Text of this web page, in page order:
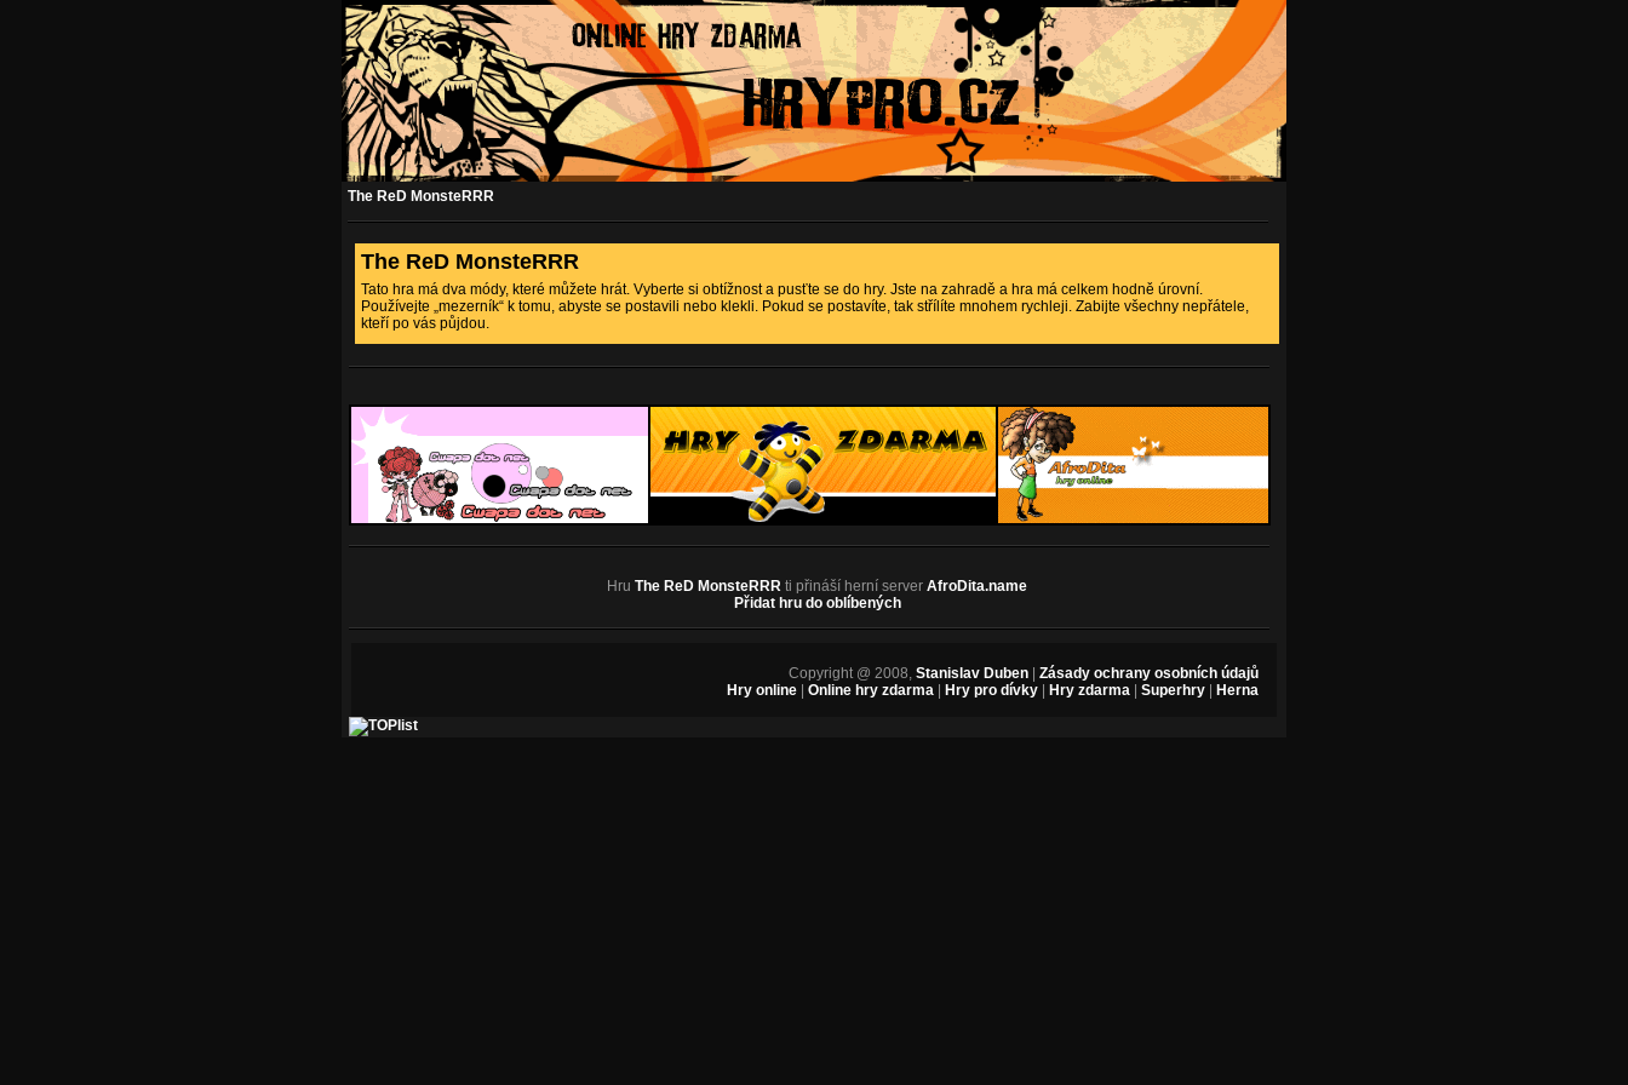
The ReD MonsteRRR
The ReD MonsteRRR
Tato hra má dva módy, které můžete hrát. Vyberte si obtížnost a pusťte se do hry. Jste na zahradě a hra má celkem hodně úrovní.
Používejte „mezerník“ k tomu, abyste se postavili nebo klekli. Pokud se postavíte, tak střílíte mnohem rychleji. Zabijte všechny nepřátele,
kteří po vás půjdou.
Hru The ReD MonsteRRR ti přináší herní server AfroDita.name
Přidat hru do oblíbených
Copyright @ 2008, Stanislav Duben
Zásady ochrany osobních údajů
Hry online
Online hry zdarma Hry pro dívky Hry zdarma Superhry Herna